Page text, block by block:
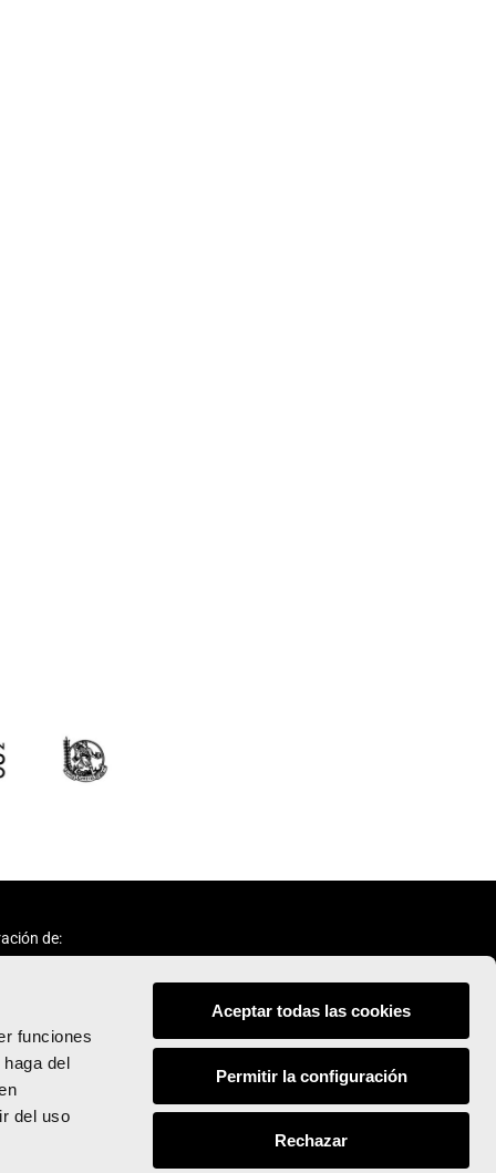
funciones
del
del uso
Aceptar todas las cookies
Permitir la configuración
Rechazar
de: